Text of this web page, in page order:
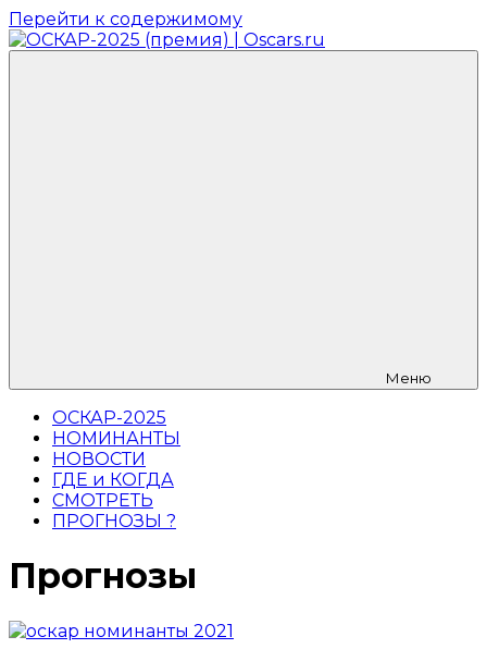
Перейти к содержимому
дорожки
прямая
трансляция
русском
языке.
Меню
ОСКАР-2025
НОМИНАНТЫ
НОВОСТИ
ГДЕ и КОГДА
СМОТРЕТЬ
ПРОГНОЗЫ ?
Прогнозы